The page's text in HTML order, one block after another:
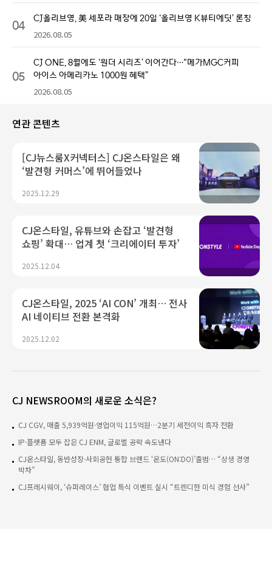
04 CJ올리브영, 美 세포라 매장에 20일 ‘올리브영 K뷰티에딧’ 론칭
2026.08.05
05
CJ ONE, 8월에도 ‘원더 시리즈’ 이어간다…“메가MGC커피
아이스 아메리카노 1000원 혜택”
2026.08.05
연관 콘텐츠
[CJ뉴스룸X커넥터스] CJ온스타일은 왜
‘발견형 커머스’에 뛰어들었나
2025.12.29
CJ온스타일, 유튜브와 손잡고 ‘발견형
쇼핑’ 확대… 업계 첫 ‘크리에이터 투자’
2025.12.04
CJ온스타일, 2025 ‘AI CON’ 개최… 전사
AI 네이티브 전환 본격화
2025.12.02
CJ NEWSROOM의 새로운 소식은?
CJ CGV, 매출 5,939억원·영업이익 115억원…2분기 세전이익 흑자 전환
IP·플랫폼 모두 잡은 CJ ENM, 글로벌 공략 속도낸다
CJ온스타일, 동반성장·사회공헌 통합 브랜드 ‘온도(ON:DO)’출범… “상생 경영
박차”
CJ프레시웨이, ‘슈퍼레이스’ 협업 특식 이벤트 실시 “트렌디한 미식 경험 선사”